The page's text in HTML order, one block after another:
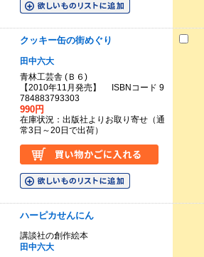
クッキー缶の街めぐり
田中六大
青林工芸舎 (Ｂ６)
【2010年11月発売】 ISBNコード 9
784883793303
990円
在庫状況：出版社よりお取り寄せ（通
常3日～20日で出荷）
ハーピカせんにん
講談社の創作絵本
田中六大